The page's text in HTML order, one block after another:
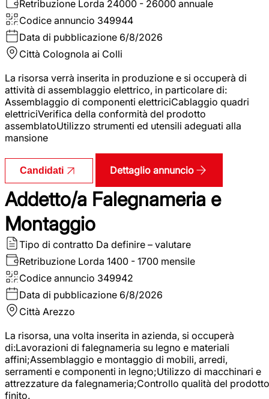
Retribuzione Lorda 24000 - 26000 annuale
Codice annuncio 349944
Data di pubblicazione 6/8/2026
Città Colognola ai Colli
La risorsa verrà inserita in produzione e si occuperà di
attività di assemblaggio elettrico, in particolare di:
Assemblaggio di componenti elettriciCablaggio quadri
elettriciVerifica della conformità del prodotto
assemblatoUtilizzo strumenti ed utensili adeguati alla
mansione
Candidati Dettaglio annuncio
Addetto/a Falegnameria e
Montaggio
Tipo di contratto Da definire – valutare
Retribuzione Lorda 1400 - 1700 mensile
Codice annuncio 349942
Data di pubblicazione 6/8/2026
Città Arezzo
La risorsa, una volta inserita in azienda, si occuperà
di:Lavorazioni di falegnameria su legno e materiali
affini;Assemblaggio e montaggio di mobili, arredi,
serramenti e componenti in legno;Utilizzo di macchinari e
attrezzature da falegnameria;Controllo qualità del prodotto
finito.